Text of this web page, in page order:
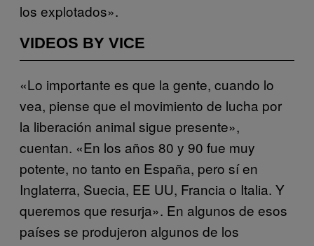
los explotados».
VIDEOS BY VICE
«Lo importante es que la gente, cuando lo
vea, piense que el movimiento de lucha por
la liberación animal sigue presente»,
cuentan. «En los años 80 y 90 fue muy
potente, no tanto en España, pero sí en
Inglaterra, Suecia, EE UU, Francia o Italia. Y
queremos que resurja». En algunos de esos
países se produjeron algunos de los